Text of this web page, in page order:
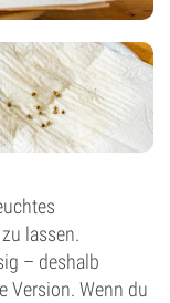
lassen.
– deshalb
Version. Wenn du